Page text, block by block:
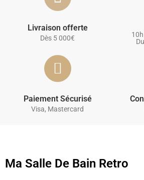
Livraison offerte
Dès 5 000€
Paiement Sécurisé
Visa, Mastercard
Ma Salle De Bain Retro